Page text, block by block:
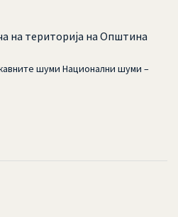
на територија на Општина
шуми Национални шуми –